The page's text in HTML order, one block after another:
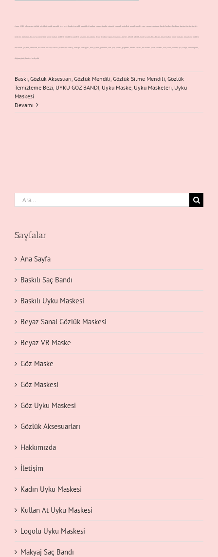
ekran, LCD, bilgisayar, gözlük, gözlükçü, optik, mendili, bez, bezi, bezleri, mendil, mendilleri, imalatı, sipariş, imalat, siparişi, satın al, modelleri, modeli, model, yap, yapımı, yaptırma, baskı, baskısı, baskıları, üretimi, üretim, üretici,
üreticisi, üreticileri, fason, fason üretimi, fason imalatı, renkleri, örnekleri, çeşitleri, tasarımı, tasarlama, fiyatı, fiyatları, toptan, toptancısı, üretici, tekstil, tekstili, özel, tasarım, kişi, kişiye, imal, imalatı, imali, imalatçı, imalatçısı, renkleri,
desenleri, çeşitleri, örnekleri, baskıları, baskısı, baskıcı, baskıcısı, kumaş, kumaşı, kumaşçısı, hızlı, çabuk, güvenilir, seti, yap, yapma, yaptırma, dikimi, tasarla, tasarlama, yarat, yaratma, özel, özeli, özelim, aşk, sevgi, anneler günü,
doğum günü, hediye, hediyelik
Baskı Gözlük Aksesuarı Gözlük Mendili Gözlük Silme Mendili Gözlük
Temizleme Bezi UYKU GÖZ BANDI Uyku Maske Uyku Maskeleri Uyku
Maskesi
Devamı
Ara:
Sayfalar
Ana Sayfa
Baskılı Saç Bandı
Baskılı Uyku Maskesi
Beyaz Sanal Gözlük Maskesi
Beyaz VR Maske
Göz Maske
Göz Maskesi
Göz Uyku Maskesi
Gözlük Aksesuarları
Hakkımızda
İletişim
Kadın Uyku Maskesi
Kullan At Uyku Maskesi
Logolu Uyku Maskesi
Makyaj Saç Bandı